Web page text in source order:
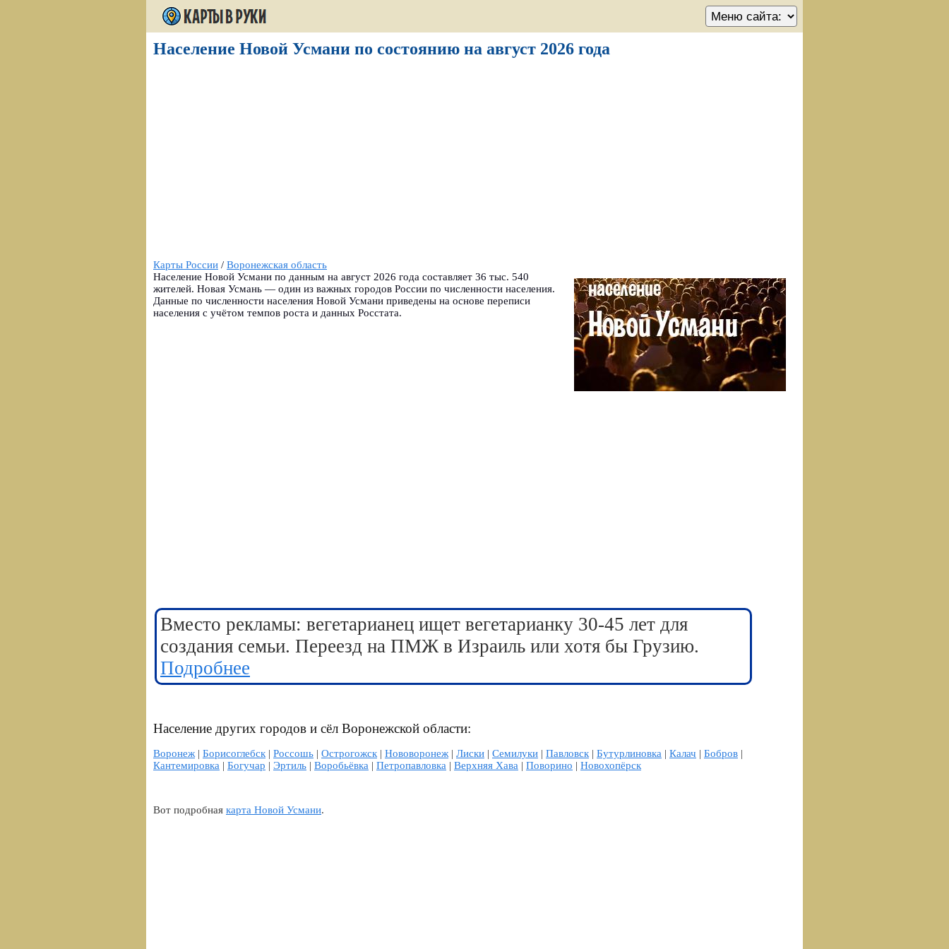
Население Новой Усмани по состоянию на август 2026 года
Карты России / Воронежская область
Население Новой Усмани по данным на август 2026 года составляет 36 тыс. 540
жителей. Новая Усмань — один из важных городов России по численности населения.
Данные по численности населения Новой Усмани приведены на основе переписи
населения с учётом темпов роста и данных Росстата.
Вместо рекламы: вегетарианец ищет вегетарианку 30-45 лет для
создания семьи. Переезд на ПМЖ в Израиль или хотя бы Грузию.
Подробнее
Население других городов и сёл Воронежской области:
Воронеж | Борисоглебск | Россошь | Острогожск | Нововоронеж | Лиски | Семилуки | Павловск | Бутурлиновка | Калач | Бобров |
Кантемировка | Богучар | Эртиль | Воробьёвка | Петропавловка | Верхняя Хава | Поворино | Новохопёрск
Вот подробная карта Новой Усмани.